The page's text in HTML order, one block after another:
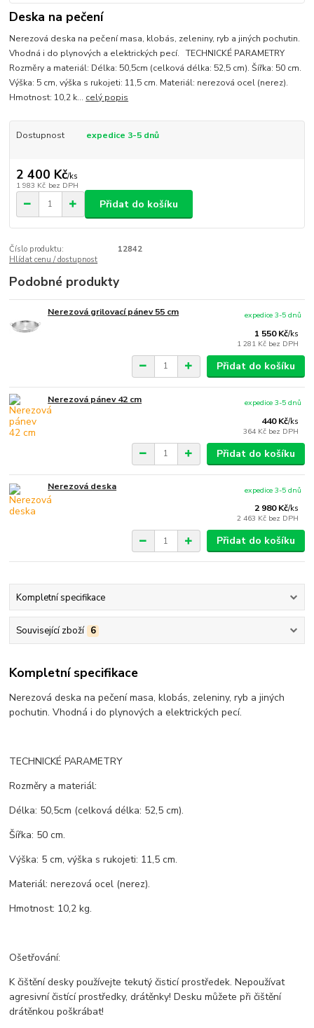
Deska na pečení
Nerezová deska na pečení masa, klobás, zeleniny, ryb a jiných pochutin.
Vhodná i do plynových a elektrických pecí. TECHNICKÉ PARAMETRY
Rozměry a materiál: Délka: 50,5cm (celková délka: 52,5 cm). Šířka: 50 cm.
Výška: 5 cm, výška s rukojeti: 11,5 cm. Materiál: nerezová ocel (nerez).
Hmotnost: 10,2 k... celý popis
Dostupnost expedice 3-5 dnů
2 400 Kč/ks
1 983 Kč bez DPH
Přidat do košíku
Číslo produktu:
12842
Hlídat cenu / dostupnost
Podobné produkty
Nerezová grilovací pánev 55 cm
1 550 Kč/ks
1 281 Kč bez DPH
expedice 3-5 dnů
Přidat do košíku
Nerezová pánev 42 cm
440 Kč/ks
364 Kč bez DPH
expedice 3-5 dnů
Přidat do košíku
Nerezová deska
2 980 Kč/ks
2 463 Kč bez DPH
expedice 3-5 dnů
Přidat do košíku
Kompletní specifikace
Související zboží 6
Kompletní specifikace
Nerezová deska na pečení masa, klobás, zeleniny, ryb a jiných
pochutin. Vhodná i do plynových a elektrických pecí.
TECHNICKÉ PARAMETRY
Rozměry a materiál:
Délka: 50,5cm (celková délka: 52,5 cm).
Šířka: 50 cm.
Výška: 5 cm, výška s rukojeti: 11,5 cm.
Materiál: nerezová ocel (nerez).
Hmotnost: 10,2 kg.
Ošetřování:
K čištění desky používejte tekutý čisticí prostředek. Nepoužívat
agresivní čistící prostředky, drátěnky! Desku můžete při čištění
drátěnkou poškrábat!